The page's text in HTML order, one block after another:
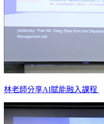
林老師分享AI賦能融入課程